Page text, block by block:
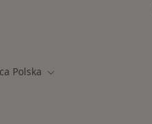
Polska Zmień miasto